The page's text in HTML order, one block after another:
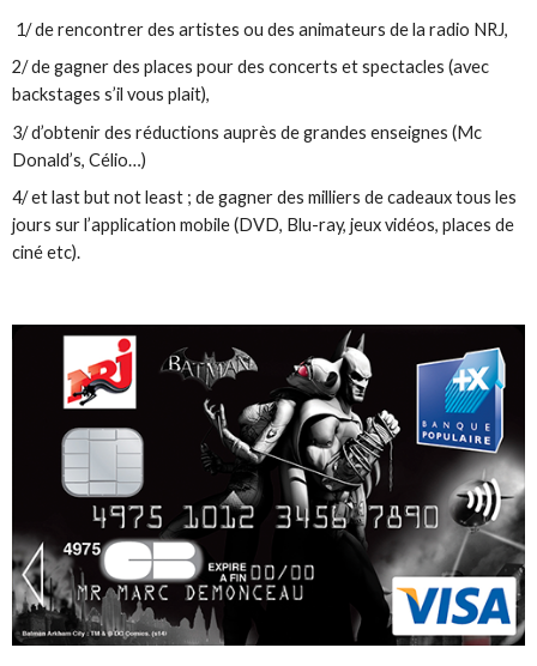
1/ de rencontrer des artistes ou des animateurs de la radio NRJ,
2/ de gagner des places pour des concerts et spectacles (avec
backstages s’il vous plait),
3/ d’obtenir des réductions auprès de grandes enseignes (Mc
Donald’s, Célio…)
4/ et last but not least ; de gagner des milliers de cadeaux tous les
jours sur l’application mobile (DVD, Blu-ray, jeux vidéos, places de
ciné etc).